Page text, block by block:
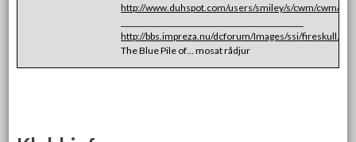
http://www.duhspot.com/users/smiley/s/cwm/cwm/
http://bbs.impreza.nu/dcforum/Images/ssi/fireskull.gif
The Blue Pile of… mosat rådjur